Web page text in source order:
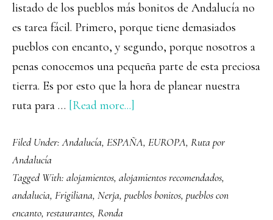
listado de los pueblos más bonitos de Andalucía no
es tarea fácil. Primero, porque tiene demasiados
pueblos con encanto, y segundo, porque nosotros a
penas conocemos una pequeña parte de esta preciosa
tierra. Es por esto que la hora de planear nuestra
ruta para … [Read more...]
de
pueblos
más
Filed Under:Andalucía, ESPAÑA, EUROPA, Ruta por
Andalucía
Tagged With: alojamientos, alojamientos recomendados,
andalucia, Frigiliana, Nerja, pueblos bonitos, pueblos con
encanto, restaurantes, Ronda